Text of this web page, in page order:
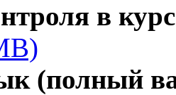
в
(полный